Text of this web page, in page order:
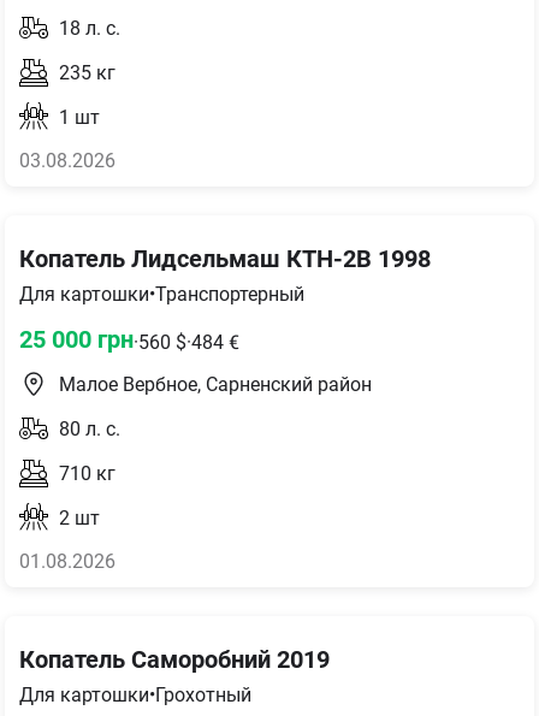
18 л. с.
235 кг
1 шт
03.08.2026
Копатель Лидсельмаш КТН-2В 1998
Для картошки•Транспортерный
25 000 грн·560 $·484 €
Малое Вербное, Сарненский район
80 л. с.
710 кг
2 шт
01.08.2026
Копатель Саморобний 2019
Для картошки•Грохотный